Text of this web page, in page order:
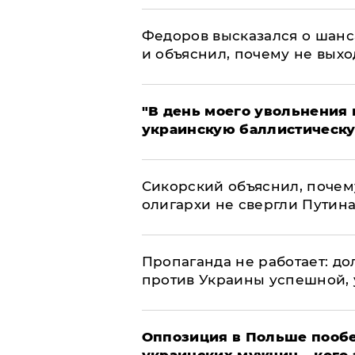
Федоров высказался о
и объяснил, почему не
​"В день моего
украинскую
Сикорский объяснил,
олигархи не свергли
​Пропаганда не работает:
против Украины
Оппозиция в Польше